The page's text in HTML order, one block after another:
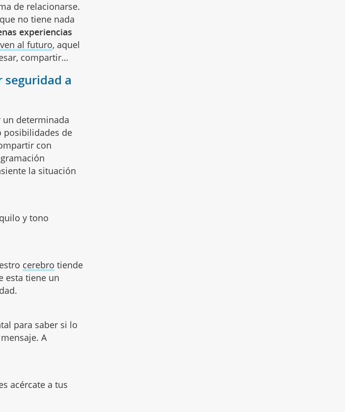
de relacionarse.
no tiene nada
experiencias
al futuro, aquel
compartir…
a
un determinada
posibilidades de
con
la situación
y tono
cerebro tiende
esta tiene un
para saber si lo
A
acércate a tus